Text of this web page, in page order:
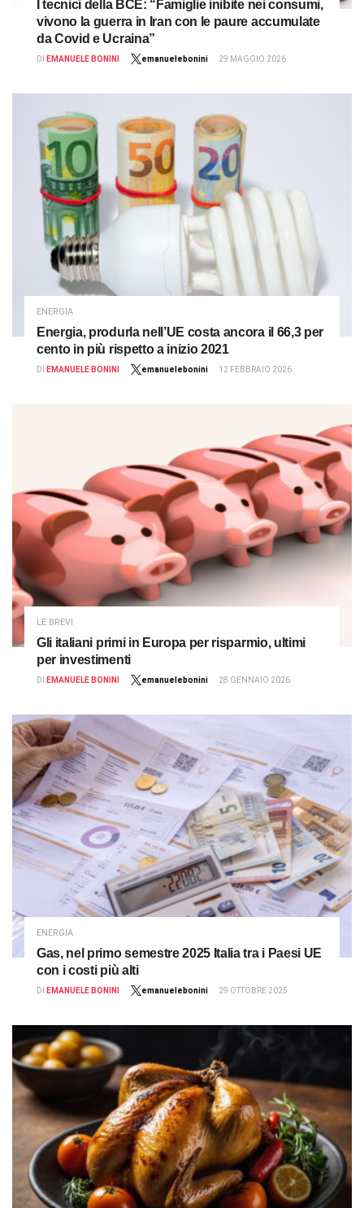
I tecnici della BCE: “Famiglie inibite nei consumi,
vivono la guerra in Iran con le paure accumulate
da Covid e Ucraina”
DI EMANUELE BONINI emanuelebonini 29 MAGGIO 2026
ENERGIA
Energia, produrla nell’UE costa ancora il 66,3 per
cento in più rispetto a inizio 2021
DI EMANUELE BONINI emanuelebonini 12 FEBBRAIO 2026
LE BREVI
Gli italiani primi in Europa per risparmio, ultimi
per investimenti
DI EMANUELE BONINI emanuelebonini 28 GENNAIO 2026
ENERGIA
Gas, nel primo semestre 2025 Italia tra i Paesi UE
con i costi più alti
DI EMANUELE BONINI emanuelebonini 29 OTTOBRE 2025